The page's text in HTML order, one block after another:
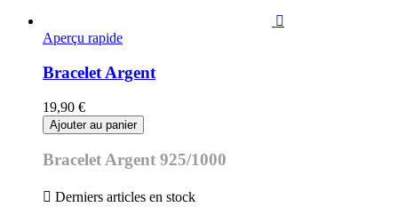

Aperçu rapide
Bracelet Argent
19,90 €
Ajouter au panier
Bracelet Argent 925/1000
 Derniers articles en stock